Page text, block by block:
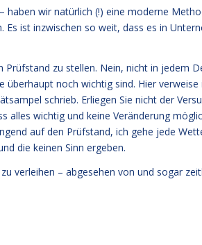
wir natürlich (!) eine moderne
ist inzwischen so weit, dass es in
zu stellen. Nein, nicht in jedem
überhaupt noch wichtig sind. Hier
schrieb. Erliegen Sie nicht der
alles wichtig und keine Veränderung
auf den Prüfstand, ich gehe jede
die keinen Sinn ergeben.
verleihen – abgesehen von und sogar